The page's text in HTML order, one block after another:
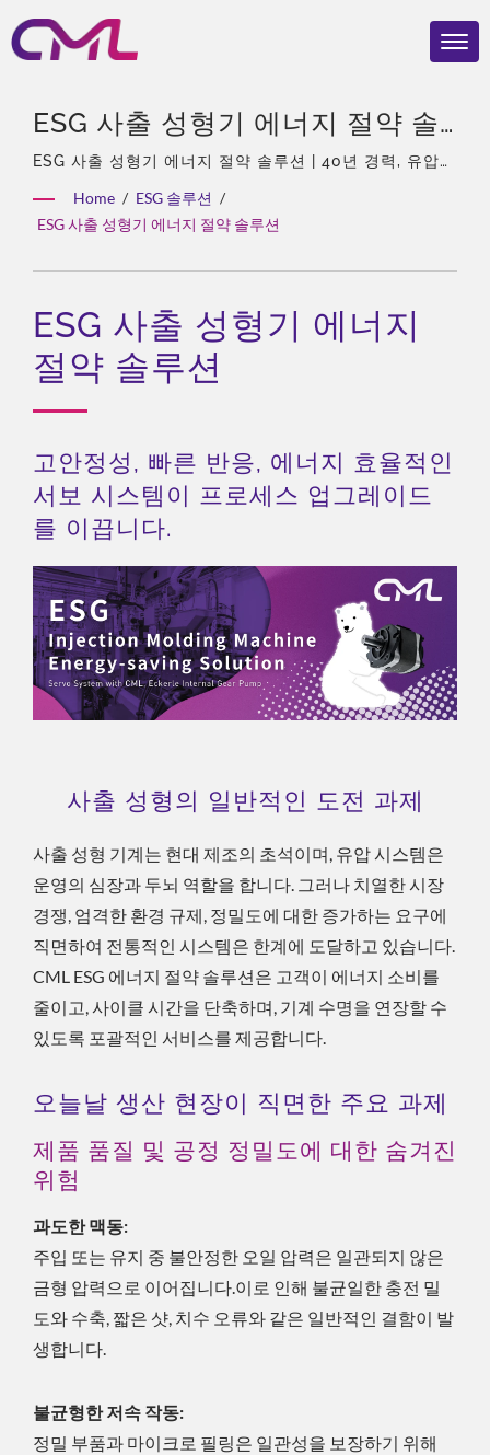
ESG 사출 성형기 에너지 절약 솔
루션 | EMC, ISO 9001 및 CE 인증
을 받은 유압 밸브 – CML의 글로
벌 인지도
ESG 사출 성형기 에너지 절약 솔루션 | 40년 경력, 유압
Home / ESG 솔루션 /
ESG 사출 성형기 에너지 절약 솔루션
ESG 사출 성형기 에너지
절약 솔루션
고안정성, 빠른 반응, 에너지 효율적인
서보 시스템이 프로세스 업그레이드
를 이끕니다.
사출 성형의 일반적인 도전 과제
사출 성형 기계는 현대 제조의 초석이며, 유압 시스템은
운영의 심장과 두뇌 역할을 합니다. 그러나 치열한 시장
경쟁, 엄격한 환경 규제, 정밀도에 대한 증가하는 요구에
직면하여 전통적인 시스템은 한계에 도달하고 있습니다.
CML ESG 에너지 절약 솔루션은 고객이 에너지 소비를
줄이고, 사이클 시간을 단축하며, 기계 수명을 연장할 수
있도록 포괄적인 서비스를 제공합니다.
오늘날 생산 현장이 직면한 주요 과제
제품 품질 및 공정 정밀도에 대한 숨겨진
위험
과도한 맥동:
주입 또는 유지 중 불안정한 오일 압력은 일관되지 않은
금형 압력으로 이어집니다.이로 인해 불균일한 충전 밀
도와 수축, 짧은 샷, 치수 오류와 같은 일반적인 결함이 발
생합니다.
불균형한 저속 작동:
정밀 부품과 마이크로 필링은 일관성을 보장하기 위해